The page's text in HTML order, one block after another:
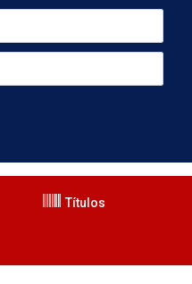
Títulos